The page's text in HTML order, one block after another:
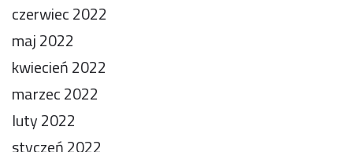
czerwiec 2022
maj 2022
kwiecień 2022
marzec 2022
luty 2022
styczeń 2022